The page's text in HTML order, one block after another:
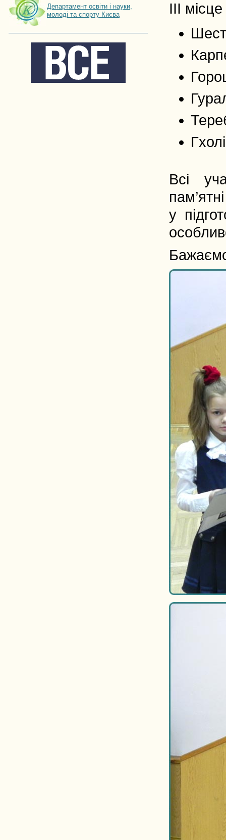
Департамент освіти і науки,
молоді та спорту Києва
ІІІ
Всі
у